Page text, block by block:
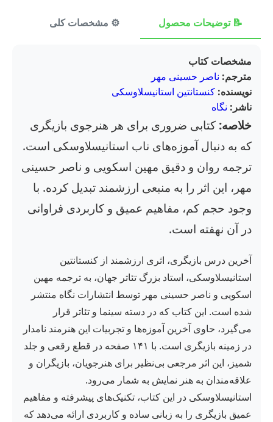
📝 توضیحات محصول ⚙️ مشخصات کلی
مشخصات کتاب
مترجم: ناصر حسینی مهر
نویسنده: کنستانتین استانیسلاوسکی
ناشر: نگاه
خلاصه: کتابی ضروری برای هر هنرجوی بازیگری
که به دنبال آموزه‌های ناب استانیسلاوسکی است.
ترجمه روان و دقیق مهین اسکویی و ناصر حسینی
مهر، این اثر را به منبعی ارزشمند تبدیل کرده. با
وجود حجم کم، مفاهیم عمیق و کاربردی فراوانی
در آن نهفته است.
آخرین درس بازیگری، اثری ارزشمند از کنستانتین
استانیسلاوسکی، استاد بزرگ تئاتر جهان، به ترجمه مهین
اسکویی و ناصر حسینی مهر توسط انتشارات نگاه منتشر
شده است. این کتاب که در دسته سینما و تئاتر قرار
می‌گیرد، حاوی آخرین آموزه‌ها و تجربیات این هنرمند نامدار
در زمینه بازیگری است. با ۱۴۱ صفحه در قطع رقعی و جلد
شمیز، این اثر مرجعی بی‌نظیر برای هنرجویان، بازیگران و
علاقه‌مندان به هنر نمایش به شمار می‌رود.
استانیسلاوسکی در این کتاب، تکنیک‌های پیشرفته و مفاهیم
عمیق بازیگری را به زبانی ساده و کاربردی ارائه می‌دهد که